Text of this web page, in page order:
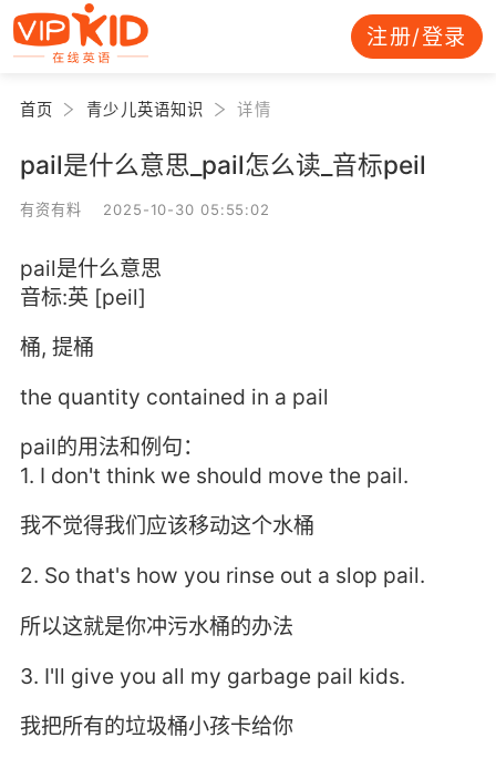
注册/登录
首页 青少儿英语知识 详情
pail是什么意思_pail怎么读_音标peil
有资有料 2025-10-30 05:55:02
pail是什么意思
音标:英 [peil]
桶, 提桶
the quantity contained in a pail
pail的用法和例句：
1. I don't think we should move the pail.
我不觉得我们应该移动这个水桶
2. So that's how you rinse out a slop pail.
所以这就是你冲污水桶的办法
3. I'll give you all my garbage pail kids.
我把所有的垃圾桶小孩卡给你